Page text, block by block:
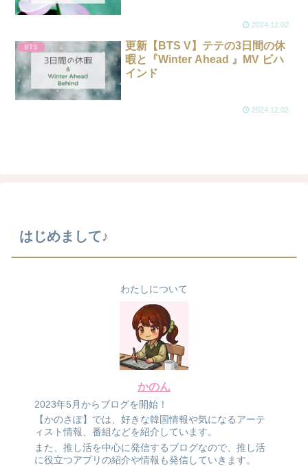
2024.12.02
BTS
更新【BTS V】テテの3日間の休
暇と『Winter Ahead 』MV ビハ
インド
2024.12.02
はじめまして♪
わたしについて
かのん
2023年5月からブログを開始！
【かのさぽ】では、好きな韓国情報や気になるアーテ
ィスト情報、番組などを紹介しています。
また、推し活を中心に発信するブログなので、推し活
に役立つアプリの紹介や情報も発信していきます。